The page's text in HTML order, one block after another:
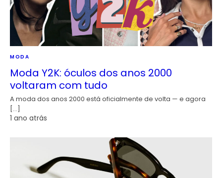
MODA
Moda Y2K: óculos dos anos 2000
voltaram com tudo
A moda dos anos 2000 está oficialmente de volta — e agora
[…]
1 ano atrás